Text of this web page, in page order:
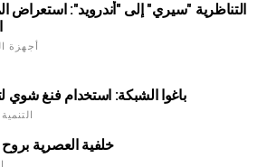
التناظرية "سيري" إلى "أندرويد": استعراض
أجهزة
باغوا الشبكة: استخدام فنغ شوي
خلفية العصرية بروح